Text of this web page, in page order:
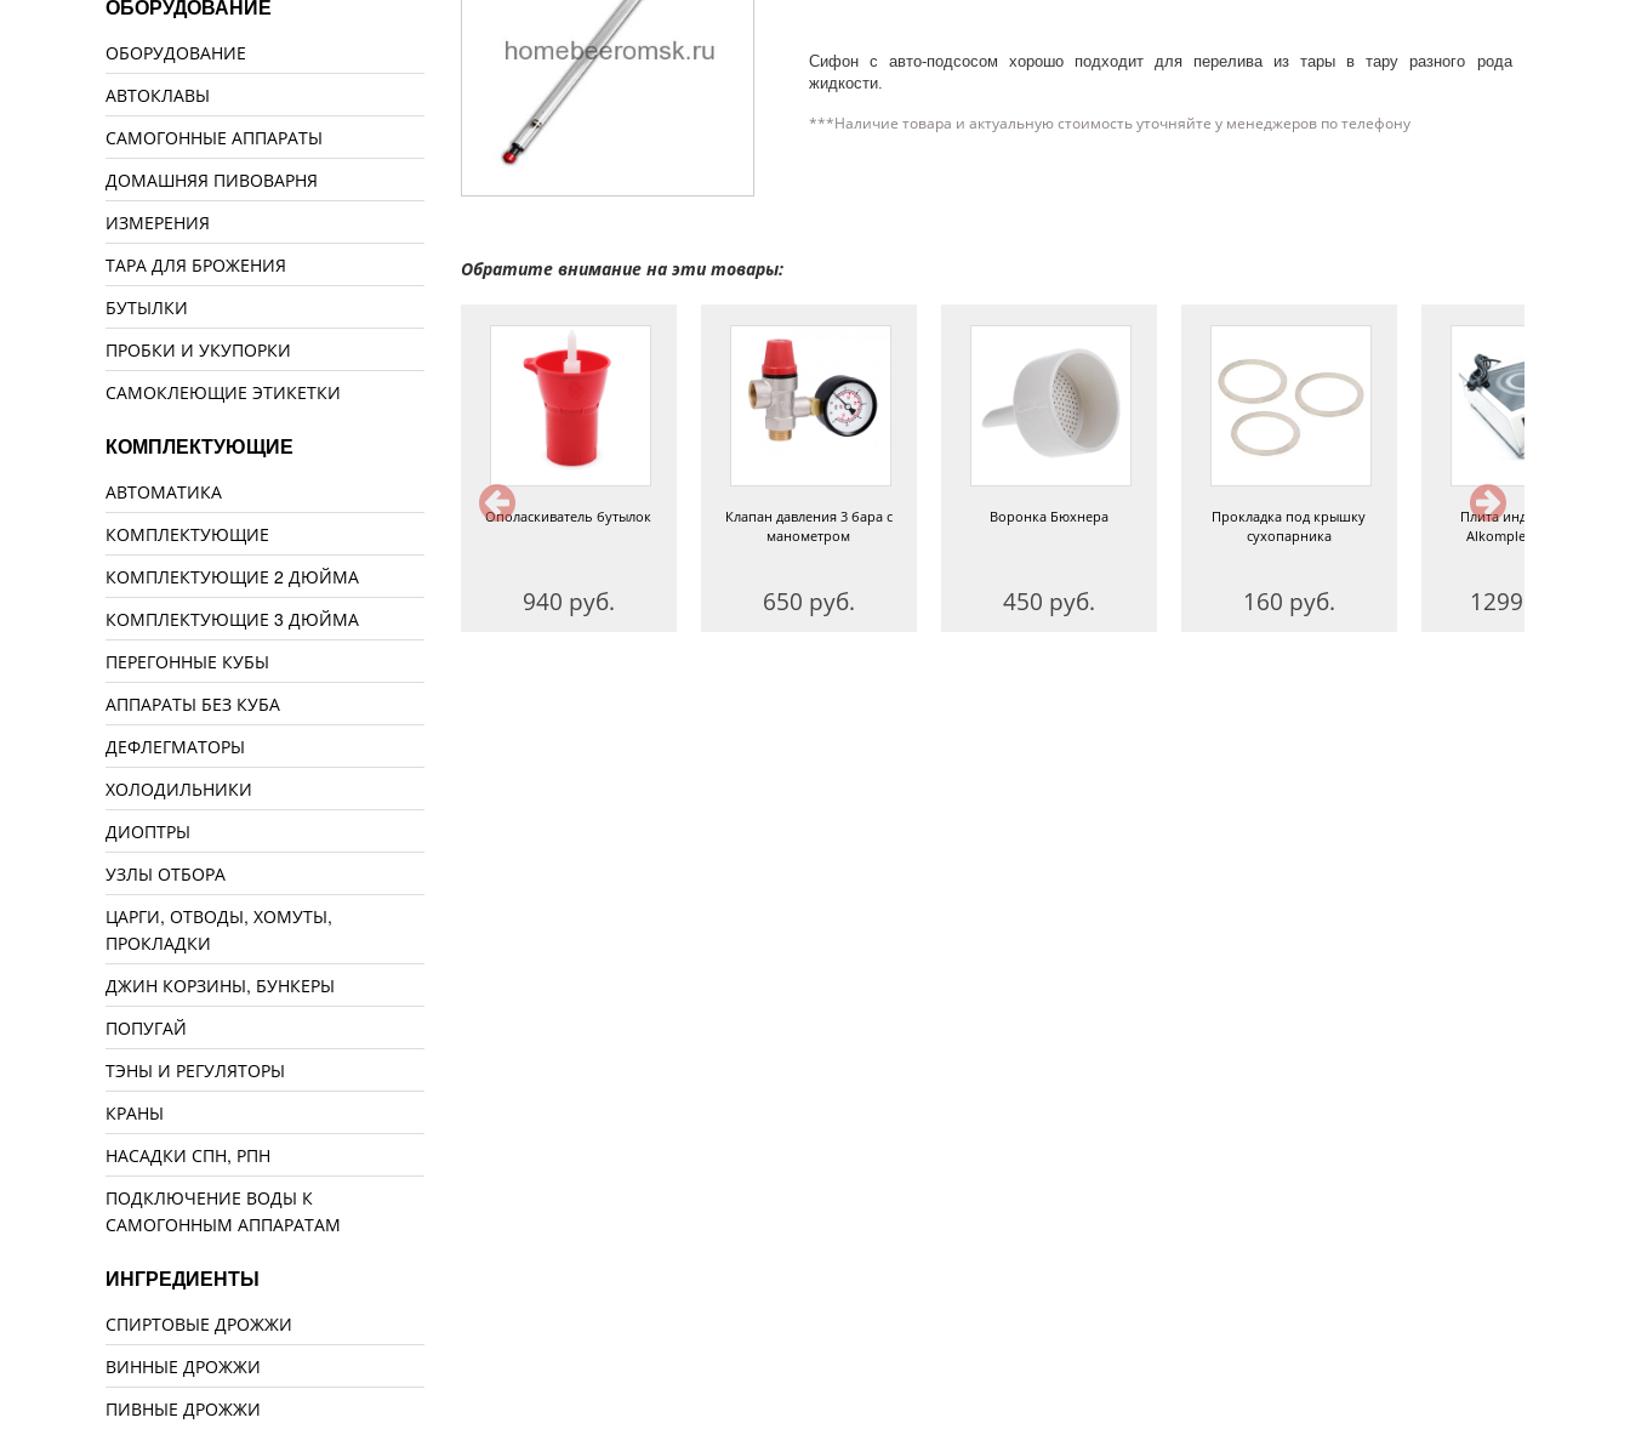
Сифон с авто-подсосом хорошо подходит для перелива из тары в тару разного рода
жидкости.
***Наличие товара и актуальную стоимость уточняйте у менеджеров по телефону
Обратите внимание на эти товары:
Чиллер охладитель 8 мм
2590 руб.
Корзина фильтр для сухого
охмеления 7х18 см
780 руб.
Ополаскиватель бутылок
940 руб.
Клапан давления 3 бара с
манометром
650 руб.
Воронка Бюхнера
450 руб.
Прокладка под крышку
сухопарника
160 руб.
Плита индукционная
Alkomplekt, 3500 вт
12990 руб.
ОБОРУДОВАНИЕ
ОБОРУДОВАНИЕ
АВТОКЛАВЫ
САМОГОННЫЕ АППАРАТЫ
ДОМАШНЯЯ ПИВОВАРНЯ
ИЗМЕРЕНИЯ
ТАРА ДЛЯ БРОЖЕНИЯ
БУТЫЛКИ
ПРОБКИ И УКУПОРКИ
САМОКЛЕЮЩИЕ ЭТИКЕТКИ
КОМПЛЕКТУЮЩИЕ
АВТОМАТИКА
КОМПЛЕКТУЮЩИЕ
КОМПЛЕКТУЮЩИЕ 2 ДЮЙМА
КОМПЛЕКТУЮЩИЕ 3 ДЮЙМА
ПЕРЕГОННЫЕ КУБЫ
АППАРАТЫ БЕЗ КУБА
ДЕФЛЕГМАТОРЫ
ХОЛОДИЛЬНИКИ
ДИОПТРЫ
УЗЛЫ ОТБОРА
ЦАРГИ, ОТВОДЫ, ХОМУТЫ,
ПРОКЛАДКИ
ДЖИН КОРЗИНЫ, БУНКЕРЫ
ПОПУГАЙ
ТЭНЫ И РЕГУЛЯТОРЫ
КРАНЫ
НАСАДКИ СПН, РПН
ПОДКЛЮЧЕНИЕ ВОДЫ К
САМОГОННЫМ АППАРАТАМ
ИНГРЕДИЕНТЫ
СПИРТОВЫЕ ДРОЖЖИ
ВИННЫЕ ДРОЖЖИ
ПИВНЫЕ ДРОЖЖИ